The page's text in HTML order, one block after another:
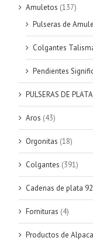
Amuletos (137)
Pulseras de
Colgantes
Pendientes
PULSERAS DE PLATA
Aros (43)
Orgonitas (18)
Colgantes (391)
Cadenas de plata
Fornituras (4)
Productos de Alpaca